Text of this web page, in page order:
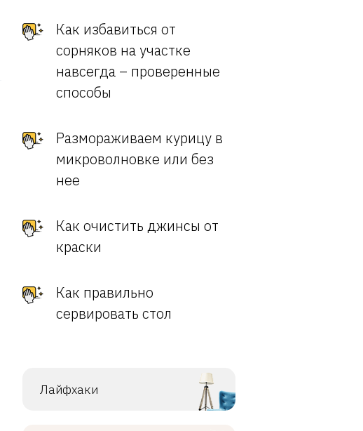
Как избавиться от
сорняков на участке
навсегда – проверенные
способы
Размораживаем курицу в
микроволновке или без
нее
Как очистить джинсы от
краски
Как правильно
сервировать стол
Лайфхаки